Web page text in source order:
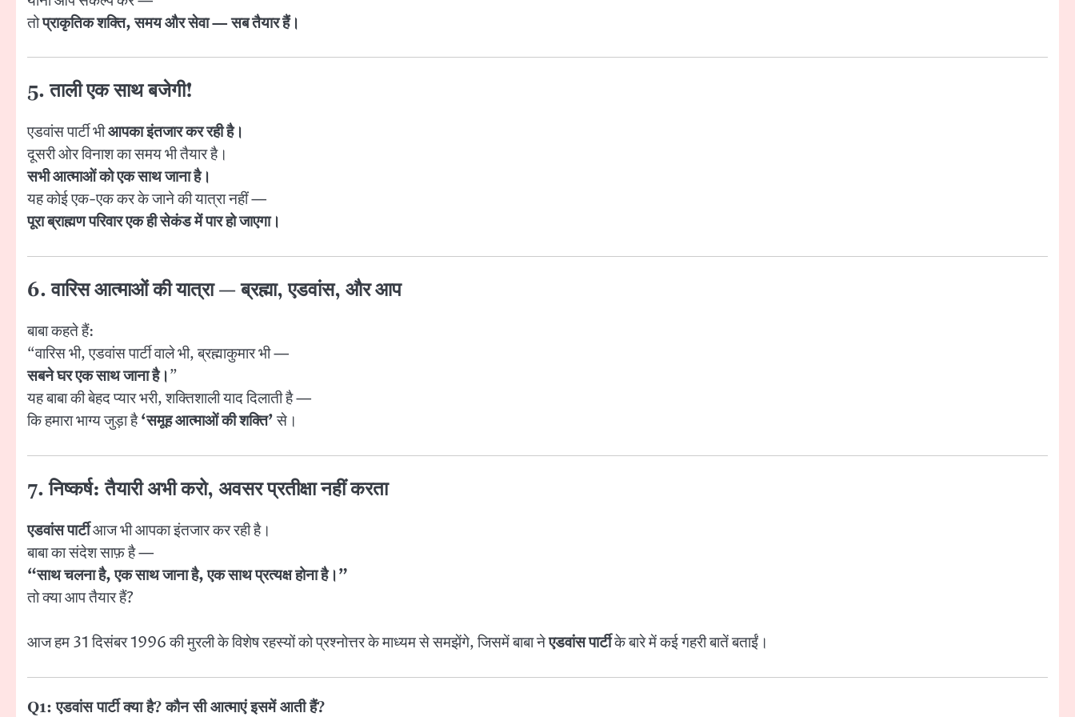
तोप्राकृतिक शक्ति, समय और सेवा — सब तैयार हैं।
5. ताली एक साथ बजेगी!
एडवांस पार्टी भीआपका इंतजार कर रही है।
दूसरी ओर विनाश का समय भी तैयार है।
सभी आत्माओं को एक साथ जाना है।
यह कोई एक-एक कर के जाने की यात्रा नहीं —
पूरा ब्राह्मण परिवार एक ही सेकंड में पार हो जाएगा।
6. वारिस आत्माओं की यात्रा — ब्रह्मा, एडवांस, और आप
बाबा कहते हैं:
“वारिस भी, एडवांस पार्टी वाले भी, ब्रह्माकुमार भी —
सबने घर एक साथ जाना है।”
यह बाबा की बेहद प्यार भरी, शक्तिशाली याद दिलाती है —
कि हमारा भाग्य जुड़ा है‘समूह आत्माओं की शक्ति’से।
7. निष्कर्ष: तैयारी अभी करो, अवसर प्रतीक्षा नहीं करता
एडवांस पार्टीआज भी आपका इंतजार कर रही है।
बाबा का संदेश साफ़ है —
“साथ चलना है, एक साथ जाना है, एक साथ प्रत्यक्ष होना है।”
तो क्या आप तैयार हैं?
आज हम 31 दिसंबर 1996 की मुरली के विशेष रहस्यों को प्रश्नोत्तर के माध्यम से समझेंगे, जिसमें बाबा नेएडवांस पार्टीके बारे में कई गहरी बातें बताईं।
Q1: एडवांस पार्टी क्या है? कौन सी आत्माएं इसमें आती हैं?